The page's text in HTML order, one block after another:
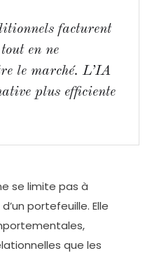
facturent
en ne
le marché. L’IA
plus efficiente
se limite pas à
portefeuille. Elle
que les